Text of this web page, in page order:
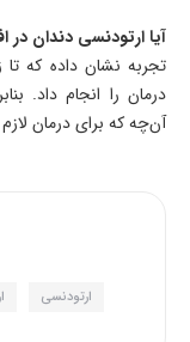
آیا ارتودنسی دندان در
تجربه نشان داده که
درمان را انجام داد.
آن‌چه که برای درمان
ارتودنسی